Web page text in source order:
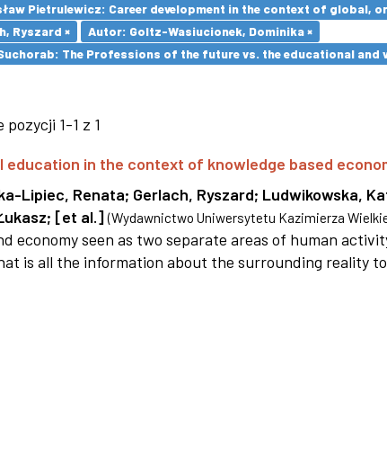
Pietrulewicz: Career development in the context of global,
Ryszard ×
Autor: Goltz-Wasiucionek, Dominika ×
The Professions of the future vs. the educational
1-1 z 1
education in the context of knowledge based
Lipiec, Renata; Gerlach, Ryszard; Ludwikowska,
; [et al.] (Wydawnictwo Uniwersytetu Kazimierza
economy seen as two separate areas of human
is all the information about the surrounding reality